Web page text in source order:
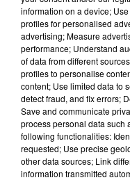
conviés !
TITRES
8h13
8h13
information on a device;
profiles for personalised
advertising; Measure
performance; Understand
of data from different
profiles to personalise
content; Use limited data to
detect fraud, and fix errors;
Save and communicate
process personal data such
following functionalities:
requested; Use precise
other data sources; Link
information transmitted